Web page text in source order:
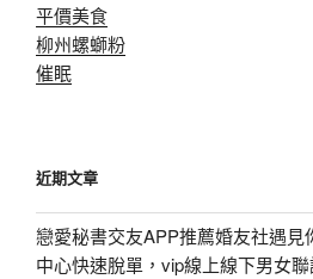
平價美食
柳州螺螄粉
催眠
近期文章
戀愛秘書交友APP推薦婚友社遇見
中心快速脫單，vip線上線下男女